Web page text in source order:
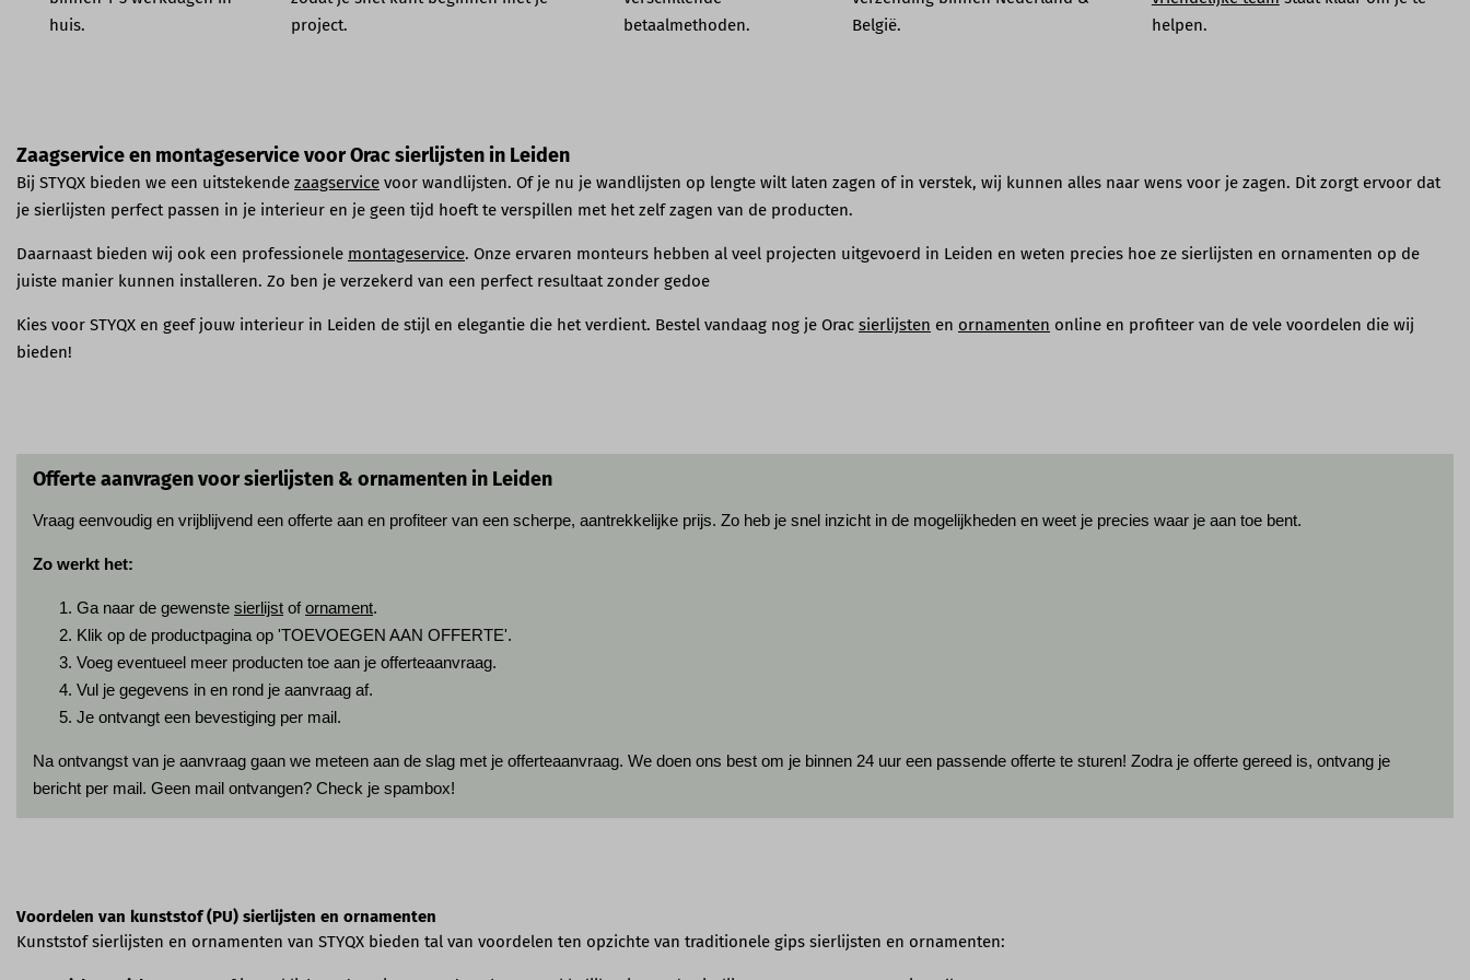
huis.
project.
betaalmethoden.
België.
helpen.
Zaagservice en montageservice voor Orac sierlijsten in Leiden
Bij STYQX bieden we een uitstekende zaagservice voor wandlijsten. Of je nu je wandlijsten op lengte wilt laten zagen of in verstek, wij kunnen alles naar wens voor je zagen. Dit zorgt ervoor dat
je sierlijsten perfect passen in je interieur en je geen tijd hoeft te verspillen met het zelf zagen van de producten.
Daarnaast bieden wij ook een professionele montageservice. Onze ervaren monteurs hebben al veel projecten uitgevoerd in Leiden en weten precies hoe ze sierlijsten en ornamenten op de
juiste manier kunnen installeren. Zo ben je verzekerd van een perfect resultaat zonder gedoe
Kies voor STYQX en geef jouw interieur in Leiden de stijl en elegantie die het verdient. Bestel vandaag nog je Orac sierlijsten en ornamenten online en profiteer van de vele voordelen die wij
bieden!
Offerte aanvragen voor sierlijsten & ornamenten in Leiden
Vraag eenvoudig en vrijblijvend een offerte aan en profiteer van een scherpe, aantrekkelijke prijs. Zo heb je snel inzicht in de mogelijkheden en weet je precies waar je aan toe bent.
Zo werkt het:
Ga naar de gewenste sierlijst ofornament.
Klik op de productpagina op 'TOEVOEGEN AAN OFFERTE'.
Voeg eventueel meer producten toe aan je offerteaanvraag.
Vul je gegevens in en rond je aanvraag af.
Je ontvangt een bevestiging per mail.
Na ontvangst van je aanvraag gaan we meteen aan de slag met je offerteaanvraag. We doen ons best om je binnen 24 uur een passende offerte te sturen! Zodra je offerte gereed is, ontvang je
bericht per mail. Geen mail ontvangen? Check je spambox!
Voordelen van kunststof (PU) sierlijsten en ornamenten
Kunststof sierlijsten en ornamenten van STYQX bieden tal van voordelen ten opzichte van traditionele gips sierlijsten en ornamenten: